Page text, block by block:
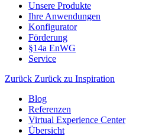
Unsere Produkte
Ihre Anwendungen
Konfigurator
Förderung
§14a EnWG
Service
Zurück Zurück zu Inspiration
Blog
Referenzen
Virtual Experience Center
Übersicht